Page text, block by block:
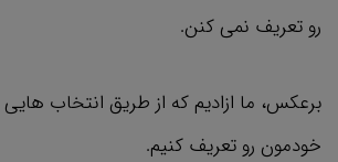
رو تعریف نمی کنن.
برعکس، ما ازادیم که از طریق انتخاب
خودمون رو تعریف کنیم.